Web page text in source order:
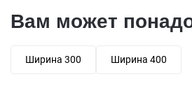
Вам может
Ширина 300 Ширина 400